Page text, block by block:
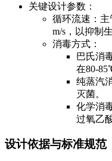
关键设计参数：
循环流速：主
m/s，以抑制
消毒方式：
巴氏消
在80-
纯蒸汽
灭菌。
化学消
过氧乙
设计依据与标准规范